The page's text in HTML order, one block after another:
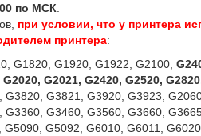
по МСК
при условии, что у принтера
принтера:
G1820, G1920, G1922, G2100,
G2020, G2021, G2420, G2520,
G3821, G3920, G3923,
G3460, G3560, G3660,
G5092, G6010, G6011,